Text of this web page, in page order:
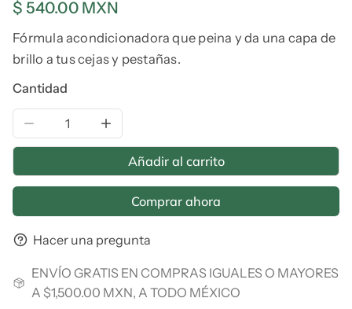
Precio
regular
$ 540.00 MXN
Fórmula acondicionadora que peina y da una capa de
brillo a tus cejas y pestañas.
Cantidad
Reducir la cantidad de Gel para Cejas y Pestañas,
Aumentar la cantidad de Gel para Cejas
Añadir al carrito
Comprar ahora
Hacer una pregunta
ENVÍO GRATIS EN COMPRAS IGUALES O MAYORES
A $1,500.00 MXN, A TODO MÉXICO